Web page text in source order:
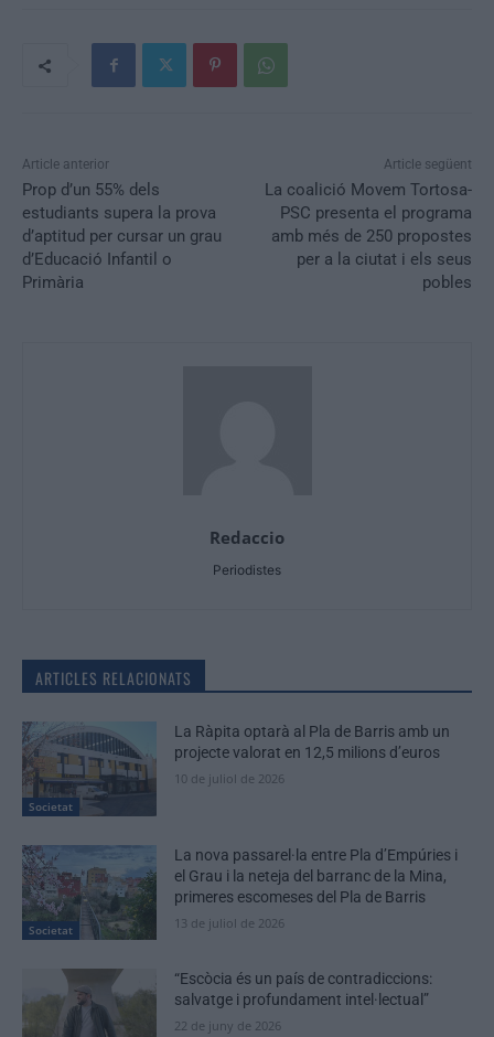
Article anterior
Prop d’un 55% dels
estudiants supera la prova
d’aptitud per cursar un grau
d’Educació Infantil o
Primària
Article següent
La coalició Movem Tortosa-
PSC presenta el programa
amb més de 250 propostes
per a la ciutat i els seus
pobles
Redaccio
Periodistes
ARTICLES RELACIONATS
Societat
La Ràpita optarà al Pla de Barris amb un
projecte valorat en 12,5 milions d’euros
10 de juliol de 2026
Societat
La nova passarel·la entre Pla d’Empúries i
el Grau i la neteja del barranc de la Mina,
primeres escomeses del Pla de Barris
13 de juliol de 2026
“Escòcia és un país de contradiccions:
salvatge i profundament intel·lectual”
22 de juny de 2026